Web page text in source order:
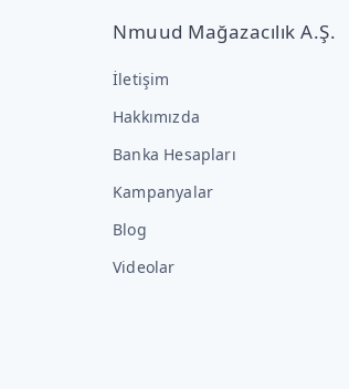
Nmuud Mağazacılık A.Ş.
İletişim
Hakkımızda
Banka Hesapları
Kampanyalar
Blog
Videolar